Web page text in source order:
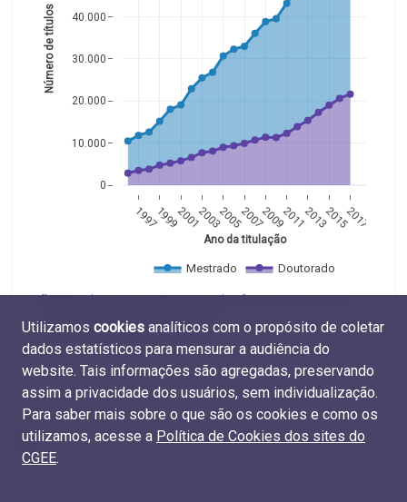
19971999200120032005200720092011201320152017
0
10.000
20.000
30.000
40.000
Mestrado Doutorado
Ano da titulação
Número de títulos
Fonte:Coleta Capes 1996-2012 e Plataforma Sucupira 2013-
CGEE. TabelasM.TIT.01eD.TIT.01
Utilizamos cookies analíticos com o propósito de coletar
dados estatísticos para mensurar a audiência do
website. Tais informações são agregadas, preservando
assim a privacidade dos usuários, sem individualização.
Para saber mais sobre o que são os cookies e como os
utilizamos, acesse a Política de Cookies dos sites do
CGEE.